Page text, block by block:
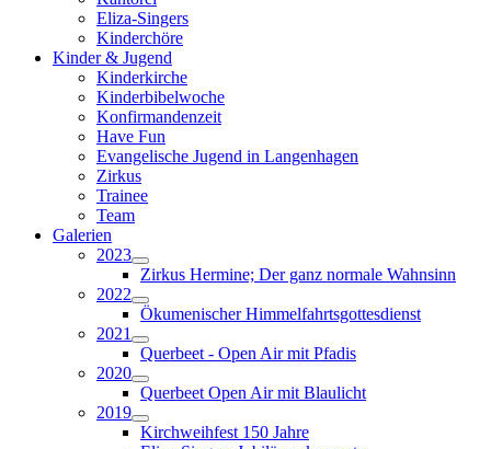
Eliza-Singers
Kinderchöre
Kinder & Jugend
Kinderkirche
Kinderbibelwoche
Konfirmandenzeit
Have Fun
Evangelische Jugend in Langenhagen
Zirkus
Trainee
Team
Galerien
2023
Zirkus Hermine; Der ganz normale Wahnsinn
2022
Ökumenischer Himmelfahrtsgottesdienst
2021
Querbeet - Open Air mit Pfadis
2020
Querbeet Open Air mit Blaulicht
2019
Kirchweihfest 150 Jahre